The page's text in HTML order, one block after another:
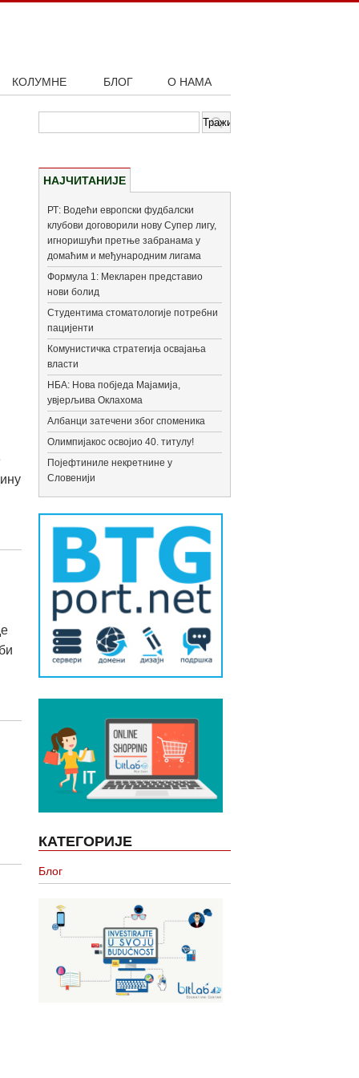
КОЛУМНЕ БЛОГ О НАМА
НАЈЧИТАНИЈЕ
РТ: Водећи европски фудбалски
клубови договорили нову Супер лигу,
игноришући претње забранама у
домаћим и међународним лигама
Формула 1: Мекларен представио
нови болид
Студентима стоматологије потребни
пацијенти
Комунистичка стратегија освајања
власти
НБА: Нова побједа Мајамија,
увјерљива Оклахома
Албанци затечени због споменика
Олимпијакос освојио 40. титулу!
Појефтиниле некретнине у
Словенији
КАТЕГОРИЈЕ
Блог